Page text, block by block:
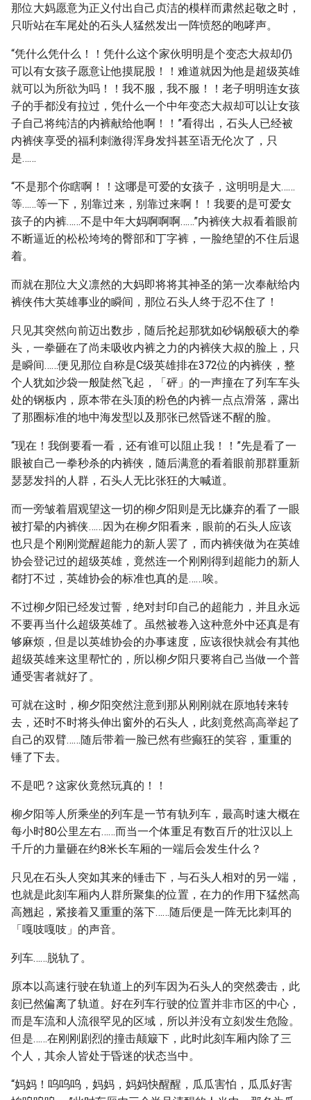
那位大妈愿意为正义付出自己贞洁的模样而肃然起敬之时，
只听站在车尾处的石头人猛然发出一阵愤怒的咆哮声。
“凭什么凭什么！！凭什么这个家伙明明是个变态大叔却仍
可以有女孩子愿意让他摸屁股！！难道就因为他是超级英雄
就可以为所欲为吗！！我不服，我不服！！老子明明连女孩
子的手都没有拉过，凭什么一个中年变态大叔却可以让女孩
子自己将纯洁的内裤献给他啊！！”看得出，石头人已经被
内裤侠享受的福利刺激得浑身发抖甚至语无伦次了，只
是……
“不是那个你瞎啊！！这哪是可爱的女孩子，这明明是大……
等……等一下，别靠过来，别靠过来啊！！我要的是可爱女
孩子的内裤……不是中年大妈啊啊啊……”内裤侠大叔看着眼前
不断逼近的松松垮垮的臀部和丁字裤，一脸绝望的不住后退
着。
而就在那位大义凛然的大妈即将将其神圣的第一次奉献给内
裤侠伟大英雄事业的瞬间，那位石头人终于忍不住了！
只见其突然向前迈出数步，随后抡起那犹如砂锅般硕大的拳
头，一拳砸在了尚未吸收内裤之力的内裤侠大叔的脸上，只
是瞬间……便见那位自称是C级英雄排在372位的内裤侠，整
个人犹如沙袋一般陡然飞起，「砰」的一声撞在了列车车头
处的钢板内，原本带在头顶的粉色的内裤一点点滑落，露出
了那圈标准的地中海发型以及那张已然昏迷不醒的脸。
“现在！我倒要看一看，还有谁可以阻止我！！”先是看了一
眼被自己一拳秒杀的内裤侠，随后满意的看着眼前那群重新
瑟瑟发抖的人群，石头人无比张狂的大喊道。
而一旁皱着眉观望这一切的柳夕阳则是无比嫌弃的看了一眼
被打晕的内裤侠……因为在柳夕阳看来，眼前的石头人应该
也只是个刚刚觉醒超能力的新人罢了，而内裤侠做为在英雄
协会登记过的超级英雄，竟然连一个刚刚得到超能力的新人
都打不过，英雄协会的标准也真的是……唉。
不过柳夕阳已经发过誓，绝对封印自己的超能力，并且永远
不要再当什么超级英雄了。虽然被卷入这种意外中还真是有
够麻烦，但是以英雄协会的办事速度，应该很快就会有其他
超级英雄来这里帮忙的，所以柳夕阳只要将自己当做一个普
通受害者就好了。
可就在这时，柳夕阳突然注意到那从刚刚就在原地转来转
去，还时不时将头伸出窗外的石头人，此刻竟然高高举起了
自己的双臂……随后带着一脸已然有些癫狂的笑容，重重的
锤了下去。
不是吧？这家伙竟然玩真的！！
柳夕阳等人所乘坐的列车是一节有轨列车，最高时速大概在
每小时80公里左右……而当一个体重足有数百斤的壮汉以上
千斤的力量砸在约8米长车厢的一端后会发生什么？
只见在石头人突如其来的锤击下，与石头人相对的另一端，
也就是此刻车厢内人群所聚集的位置，在力的作用下猛然高
高翘起，紧接着又重重的落下……随后便是一阵无比刺耳的
「嘎吱嘎吱」的声音。
列车……脱轨了。
原本以高速行驶在轨道上的列车因为石头人的突然袭击，此
刻已然偏离了轨道。好在列车行驶的位置并非市区的中心，
而是车流和人流很罕见的区域，所以并没有立刻发生危险。
但是……在刚刚剧烈的撞击颠簸下，此时此刻车厢内除了三
个人，其余人皆处于昏迷的状态当中。
“妈妈！呜呜呜，妈妈，妈妈快醒醒，瓜瓜害怕，瓜瓜好害